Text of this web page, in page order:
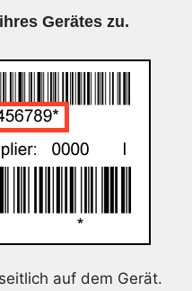
Gerätes zu.
auf dem Gerät.